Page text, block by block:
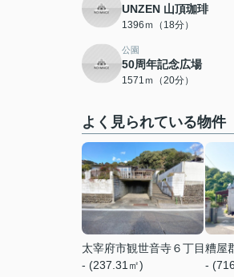
UNZEN 山頂珈琲
1396ｍ（18分）
公園
50周年記念広場
1571ｍ（20分）
よく見られている物件
太宰府市観世音寺６丁目
- (237.31㎡)
糟屋
-